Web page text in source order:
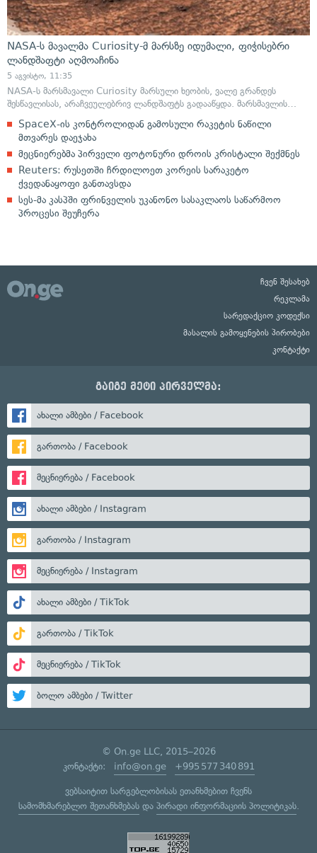
NASA-ს მავალმა Curiosity-მ მარსზე იდუმალი, ფიჭისებრი
ლანდშაფტი აღმოაჩინა
5 აგვისტო, 11:35
NASA-ს მარსმავალი Curiosity მარსული ხეობის, ვალე გრანდეს
შესწავლისას, არაჩვეულებრივ ლანდშაფტს გადააწყდა. მარსმავლის…
SpaceX-ის კონტროლიდან გამოსული რაკეტის ნაწილი
მთვარეს დაეჯახა
მეცნიერებმა პირველი ფოტონური დროის კრისტალი შექმნეს
Reuters: რუსეთში ჩრდილოეთ კორეის სარაკეტო
ქვედანაყოფი განთავსდა
სეს-მა კასპში ფრინველის უკანონო სასაკლაოს საწარმოო
პროცესი შეუჩერა
ჩვენ შესახებ
რეკლამა
სარედაქციო კოდექსი
მასალის გამოყენების პირობები
კონტაქტი
გაიგე მეტი პირველმა:
ახალი ამბები / Facebook
გართობა / Facebook
მეცნიერება / Facebook
ახალი ამბები / Instagram
გართობა / Instagram
მეცნიერება / Instagram
ახალი ამბები / TikTok
გართობა / TikTok
მეცნიერება / TikTok
ბოლო ამბები / Twitter
© On.ge LLC, 2015–2026
კონტაქტი: info@on.ge +995 577 340 891
ვებსაიტით სარგებლობისას ეთანხმებით ჩვენს
სამომხმარებლო შეთანხმებასდა პირადი ინფორმაციის პოლიტიკას.